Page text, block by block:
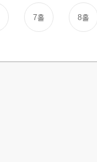
7홀 8홀